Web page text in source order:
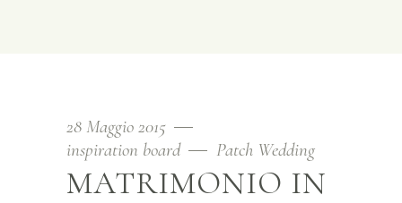
28 Maggio 2015
inspiration board
Patch Wedding
MATRIMONIO IN